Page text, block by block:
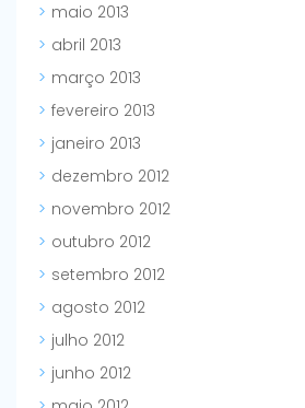
maio 2013
abril 2013
março 2013
fevereiro 2013
janeiro 2013
dezembro 2012
novembro 2012
outubro 2012
setembro 2012
agosto 2012
julho 2012
junho 2012